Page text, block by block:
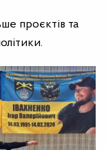
проєктів та